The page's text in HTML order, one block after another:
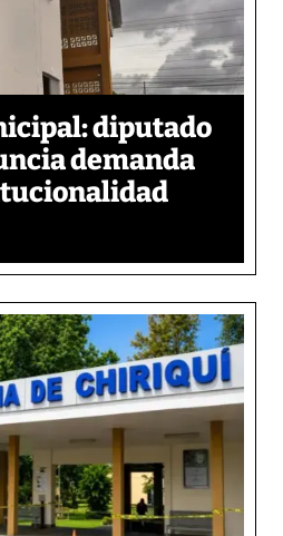
diputado
demanda